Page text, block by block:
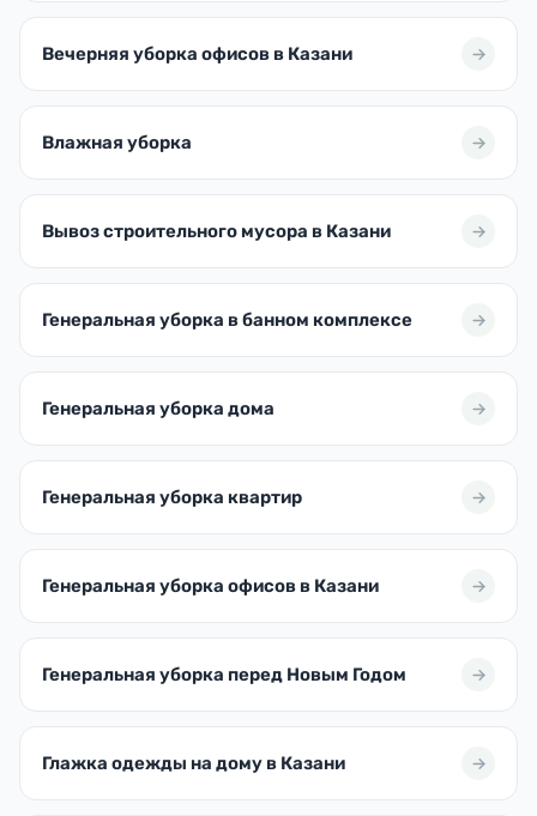
Вечерняя уборка офисов в Казани
Влажная уборка
Вывоз строительного мусора в Казани
Генеральная уборка в банном комплексе
Генеральная уборка дома
Генеральная уборка квартир
Генеральная уборка офисов в Казани
Генеральная уборка перед Новым Годом
Глажка одежды на дому в Казани